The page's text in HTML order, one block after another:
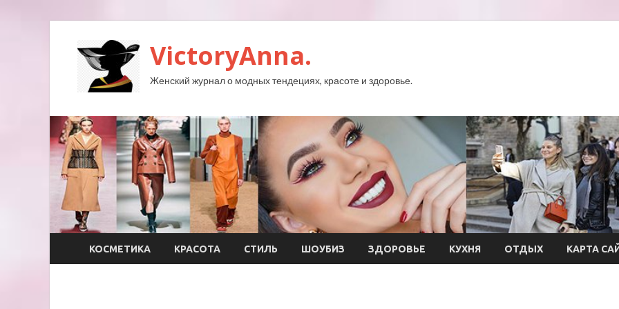
VictoryAnna.
Женский журнал о модных тендециях, красоте и здоровье.
КОСМЕТИКА КРАСОТА СТИЛЬ ШОУБИЗ ЗДОРОВЬЕ КУХНЯ ОТДЫХ КАРТА